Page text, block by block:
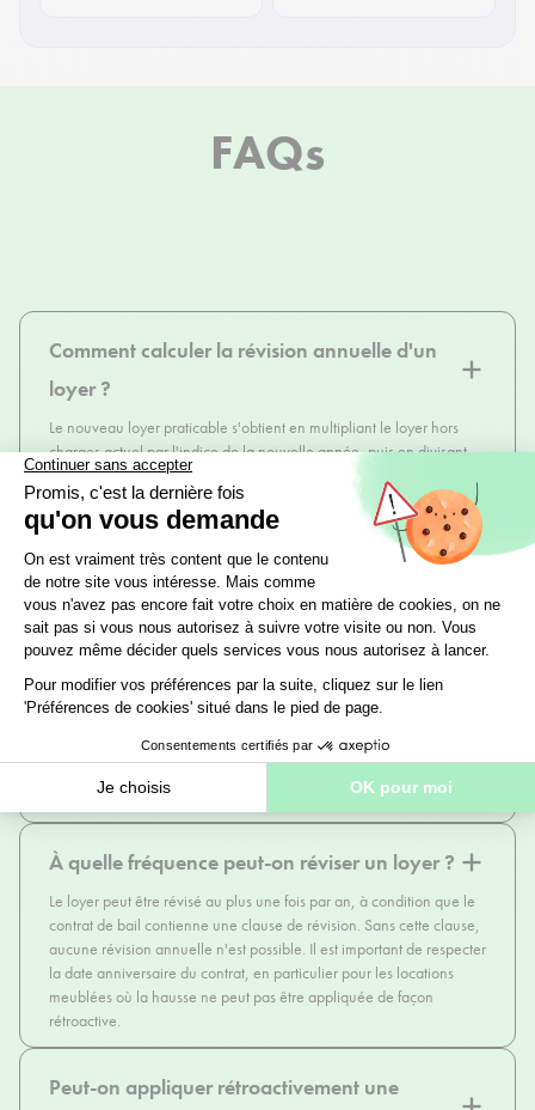
FAQs
Comment calculer la révision annuelle d'un
loyer ?
Le nouveau loyer praticable s'obtient en multipliant le loyer hors
charges actuel par l'indice de la nouvelle année, puis en divisant
par l'indice de l'année précédente. L'indice de l'année précédente
correspond au trimestre de référence mentionné dans la clause de
révision du bail, ou au dernier indice connu à la date de signature.
L'indice de la nouvelle année est le dernier connu à la date de
révision.
Quel indice utiliser pour réviser un loyer ?
Dès lors que le logement constitue la résidence principale du
locataire, l'indice à utiliser est obligatoirement l'indice de référence
de base au calcul de la hausse praticable, en comparant sa valeur
À quelle fréquence peut-on réviser un loyer ?
Le loyer peut être révisé au plus une fois par an, à condition que le
contrat de bail contienne une clause de révision. Sans cette clause,
aucune révision annuelle n'est possible. Il est important de respecter
la date anniversaire du contrat, en particulier pour les locations
meublées où la hausse ne peut pas être appliquée de façon
rétroactive.
Peut-on appliquer rétroactivement une